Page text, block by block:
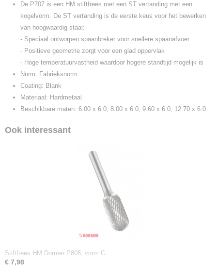
De P707 is een HM stiftfrees met een ST vertanding met een
kogelvorm. De ST vertanding is de eerste keus voor het bewerken
van hoogwaardig staal:
- Speciaal ontworpen spaanbreker voor snellere spaanafvoer
- Positieve geometrie zorgt voor een glad oppervlak
- Hoge temperatuurvastheid waardoor hogere standtijd mogelijk is
Norm: Fabrieksnorm
Coating: Blank
Materiaal: Hardmetaal
Beschikbare maten: 6.00 x 6.0, 8.00 x 6.0, 9.60 x 6.0, 12.70 x 6.0
Ook interessant
Stiftfrees HM Dormer P805, vorm C
€ 7,98